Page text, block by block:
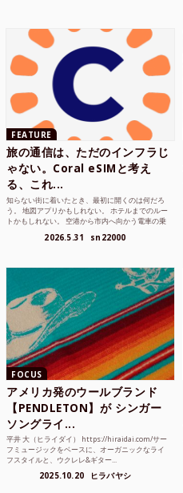
FEATURE
旅の通信は、ただのインフラじ
ゃない。Coral eSIMと考え
る、これ...
知らない街に着いたとき、最初に開くのは何だろ
う。 地図アプリかもしれない。 ホテルまでのルー
トかもしれない。 空港から市内へ向かう電車の乗
2026.5.31 sn22000
FOCUS
アメリカ発のウールブランド
【PENDLETON】が シンガー
ソングライ...
平井 大（ヒライダイ） https://hiraidai.com/サー
フミュージックをベースに、オーガニックなライ
フスタイルと、ウクレレ&ギター...
2025.10.20 ヒラバヤシ